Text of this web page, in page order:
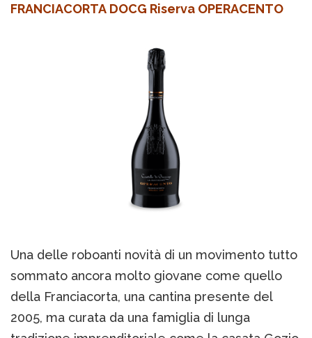
FRANCIACORTA DOCG Riserva OPERACENTO
Una delle roboanti novità di un movimento tutto
sommato ancora molto giovane come quello
della Franciacorta, una cantina presente del
2005, ma curata da una famiglia di lunga